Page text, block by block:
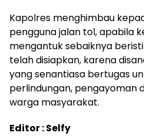
Kapolres menghimbau
pengguna jalan tol, apabila
mengantuk sebaiknya
telah disiapkan, karena
yang senantiasa bertugas
perlindungan, pengayoman
warga masyarakat.
Editor : Selfy